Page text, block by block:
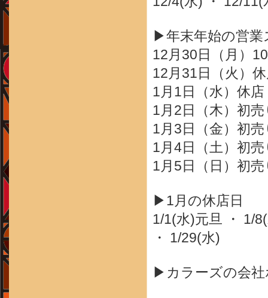
▶年末年始の営
12月30日（月）
12月31日（火）
1月1日（水）休店
1月2日（木）初
1月3日（金）初
1月4日（土）初
1月5日（日）初
▶1月の休店日
1/1(水)元旦 ・ 1/
・ 1/29(水)
▶カラーズの会